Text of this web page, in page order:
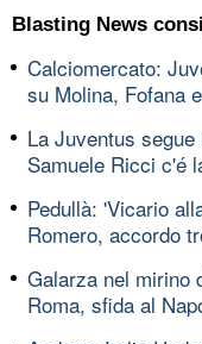
Blasting News
Calciomercato:
su Molina, Fofana
La Juventus
Samuele Ricci c'é
Pedullà: 'Vicario
Romero, accordo
Galarza nel mirino
Roma, sfida al